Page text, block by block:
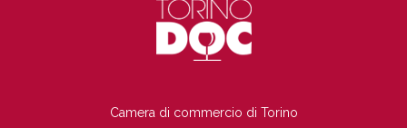
Camera di commercio di Torino